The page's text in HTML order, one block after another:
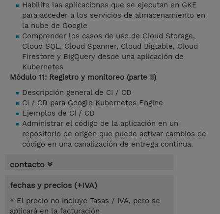
Habilite las aplicaciones que se ejecutan en GKE
para acceder a los servicios de almacenamiento en
la nube de Google
Comprender los casos de uso de Cloud Storage,
Cloud SQL, Cloud Spanner, Cloud Bigtable, Cloud
Firestore y BigQuery desde una aplicación de
Kubernetes
Módulo 11: Registro y monitoreo (parte II)
Descripción general de CI / CD
CI / CD para Google Kubernetes Engine
Ejemplos de CI / CD
Administrar el código de la aplicación en un
repositorio de origen que puede activar cambios de
código en una canalización de entrega continua.
contacto
fechas y precios (+IVA)
* El precio no incluye Tasas / IVA, pero se
aplicará en la facturación